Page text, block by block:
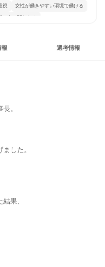
視 女性が働きやすい環境で働ける
の人と関われる
報 選考情報
。
した。
果、